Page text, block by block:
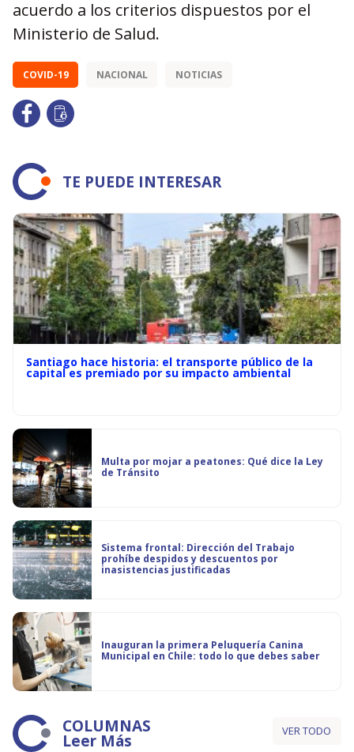
acuerdo a los criterios dispuestos por el
Ministerio de Salud.
COVID-19 NACIONAL NOTICIAS
TE PUEDE INTERESAR
Santiago hace historia: el transporte público de la
capital es premiado por su impacto ambiental
Multa por mojar a peatones: Qué dice la Ley
de Tránsito
Sistema frontal: Dirección del Trabajo
prohíbe despidos y descuentos por
inasistencias justificadas
Inauguran la primera Peluquería Canina
Municipal en Chile: todo lo que debes saber
COLUMNAS
Leer Más VER TODO